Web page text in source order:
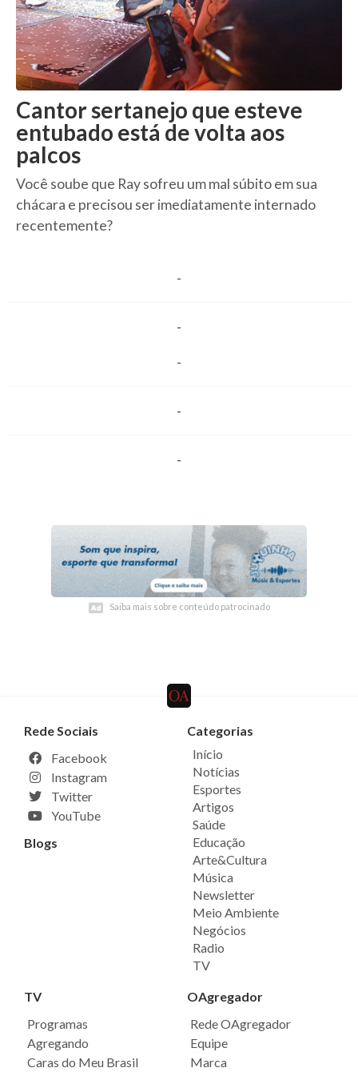
Cantor sertanejo que esteve
entubado está de volta aos
palcos
Você soube que Ray sofreu um mal súbito em sua
chácara e precisou ser imediatamente internado
recentemente?
-
-
-
-
-
Saiba mais sobre conteúdo patrocinado
Saiba mais sobre conteúdo patrocinado
Rede Sociais
Facebook
Instagram
Twitter
YouTube
Blogs
Categorias
Início
Notícias
Esportes
Artigos
Saúde
Educação
Arte&Cultura
Música
Newsletter
Meio Ambiente
Negócios
Radio
TV
TV
Programas
Agregando
Caras do Meu Brasil
OAgregador
Rede OAgregador
Equipe
Marca